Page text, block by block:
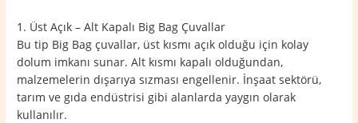
1. Üst Açık – Alt Kapalı Big Bag Çuvallar
Bu tip Big Bag çuvallar, üst kısmı açık olduğu için kolay
dolum imkanı sunar. Alt kısmı kapalı olduğundan,
malzemelerin dışarıya sızması engellenir. İnşaat sektörü,
tarım ve gıda endüstrisi gibi alanlarda yaygın olarak
kullanılır.